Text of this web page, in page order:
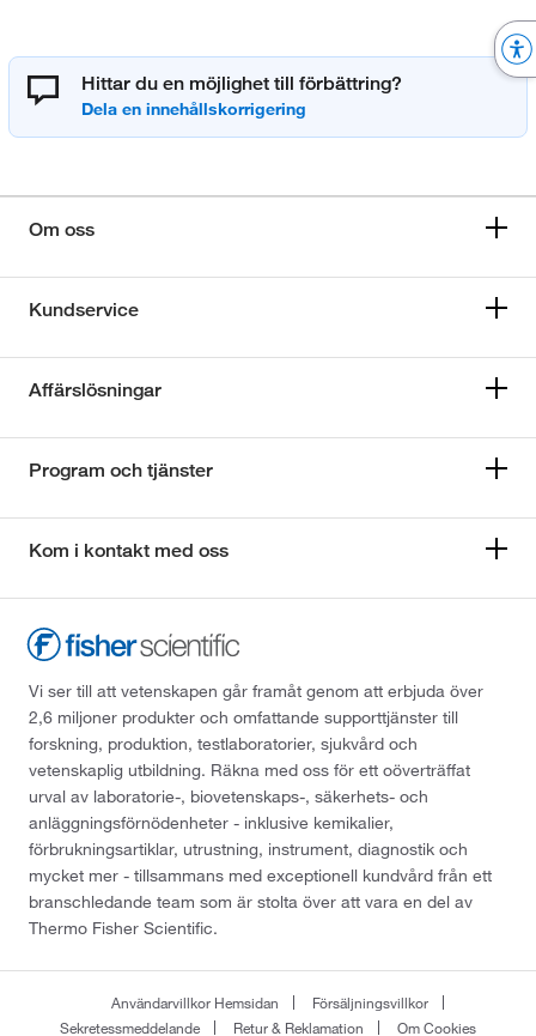
Hittar du en möjlighet till förbättring?
Om oss
Kundservice
Affärslösningar
Program och tjänster
Kom i kontakt med oss
Vi ser till att vetenskapen går framåt genom att erbjuda över
2,6 miljoner produkter och omfattande supporttjänster till
forskning, produktion, testlaboratorier, sjukvård och
vetenskaplig utbildning. Räkna med oss för ett oöverträffat
urval av laboratorie-, biovetenskaps-, säkerhets- och
anläggningsförnödenheter - inklusive kemikalier,
förbrukningsartiklar, utrustning, instrument, diagnostik och
mycket mer - tillsammans med exceptionell kundvård från ett
branschledande team som är stolta över att vara en del av
Thermo Fisher Scientific.
Användarvillkor Hemsidan
Försäljningsvillkor
Sekretessmeddelande
Retur & Reklamation Om Cookies